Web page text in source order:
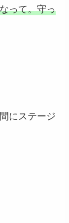
って。守っ
にステージ